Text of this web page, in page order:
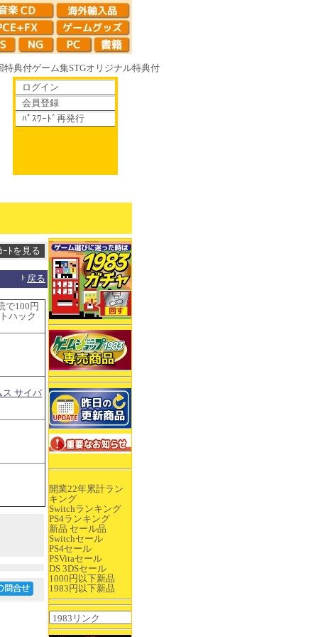
特典付ゲーム集STGオリジナル特典付
ログイン
会員登録
ﾊﾟｽﾜｰﾄﾞ再発行
開業22年累計ラン
キング
Switchランキング
PS4ランキング
新品 セール品
Switchセール
PS4セール
PSVitaセール
DS 3DSセール
1000円以下新品
1983円以下新品
戻る
で100円
ハック
ス サイバ